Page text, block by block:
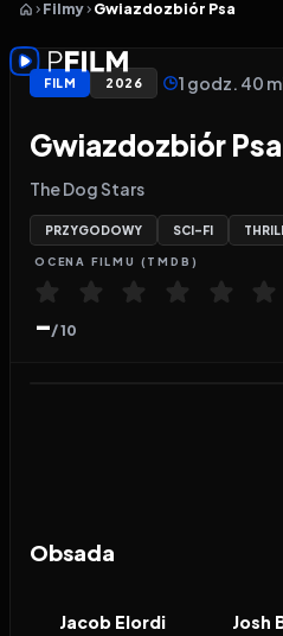
Filmy Gwiazdozbiór Psa
FILM 2026 1 godz. 40
Gwiazdozbiór
The Dog Stars
PRZYGODOWY SCI-FI
OCENA FILMU (TMDB)
-/ 10
Obsada
Jacob Elordi Josh